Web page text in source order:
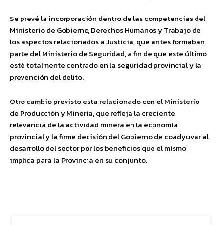
Se prevé la incorporación dentro de las competencias del
Ministerio de Gobierno, Derechos Humanos y Trabajo de
los aspectos relacionados a Justicia, que antes formaban
parte del Ministerio de Seguridad, a fin de que este último
esté totalmente centrado en la seguridad provincial y la
prevención del delito.
Otro cambio previsto esta relacionado con el Ministerio
de Producción y Minería, que refleja la creciente
relevancia de la actividad minera en la economía
provincial y la firme decisión del Gobierno de coadyuvar al
desarrollo del sector por los beneficios que el mismo
implica para la Provincia en su conjunto.